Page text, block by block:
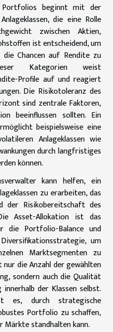
Portfolios beginnt mit der
die eine Rolle
zwischen Aktien,
ist entscheidend, um
Chancen auf Rendite zu
Kategorien weist
Profile auf und reagiert
Die Risikotoleranz des
sind zentrale Faktoren,
beeinflussen sollten. Ein
beispielsweise eine
Anlageklassen wie
durch langfristiges
können.
kann helfen, ein
zu erarbeiten, das
der Risikobereitschaft des
Asset-Allokation ist das
die Portfolio-Balance und
um
Marktsegmenten zu
die Anzahl der gewählten
sondern auch die Qualität
der Klassen selbst.
es, durch strategische
Portfolio zu schaffen,
Märkte standhalten kann.